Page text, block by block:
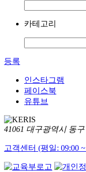
카테고리
등록
인스타그램
페이스북
유튜브
41061 대구광역시 동
고객센터 (평일: 09:00